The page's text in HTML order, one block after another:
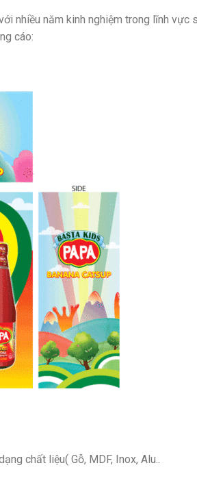
nhiều năm kinh nghiệm trong lĩnh vực
cáo:
chất liệu( Gỗ, MDF, Inox, Alu..